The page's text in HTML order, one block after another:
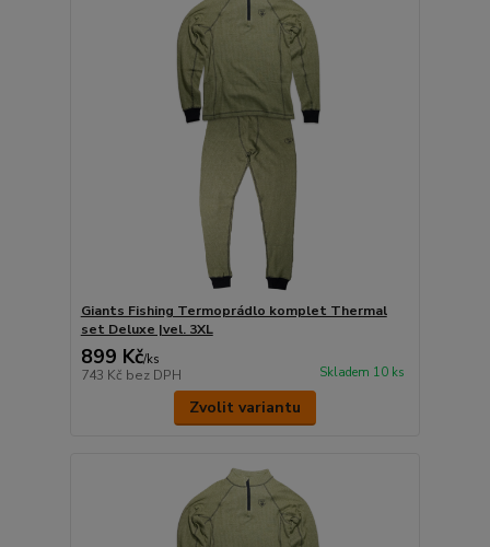
Giants Fishing Termoprádlo komplet Thermal
set Deluxe |vel. 3XL
899 Kč/ks
743 Kč bez DPH Skladem 10 ks
Zvolit variantu